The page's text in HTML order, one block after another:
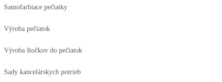
Samofarbiace pečiatky
Výroba pečiatok
Výroba štočkov do pečiatok
Sady kancelárskych potrieb